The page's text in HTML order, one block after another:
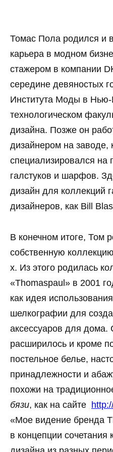
Томас Пола родился и
карьера в модном
стажером в компании
середине девяностых
Института Моды в Нью-
технологическом
дизайна. Позже он
дизайнером на заводе,
специализировался на
галстуков и шарфов.
дизайн для коллекций
дизайнеров, как Bill
В конечном итоге, Том
собственную
х. Из этого родилась
«Thomaspaul» в 2001
как идея
шелкографии для
аксессуаров для дома.
расширилось и кроме
постельное белье,
принадлежности и
похожи на
бязи, как на сайте
«Мое видение бренда
в концепции сочетания